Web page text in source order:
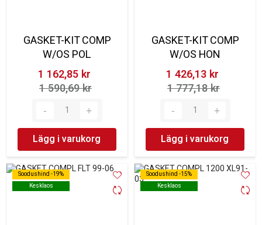
GASKET-KIT COMP
W/OS POL
1 162,85 kr‎
1 590,69 kr‎
Lägg i varukorg
GASKET-KIT COMP
W/OS HON
1 426,13 kr‎
1 777,18 kr‎
Lägg i varukorg
Soodushind -19%
Kesklaos
Soodushind -19%
Kesklaos
Soodushind -15%
Kesklaos
Soodushind -15%
Kesklaos